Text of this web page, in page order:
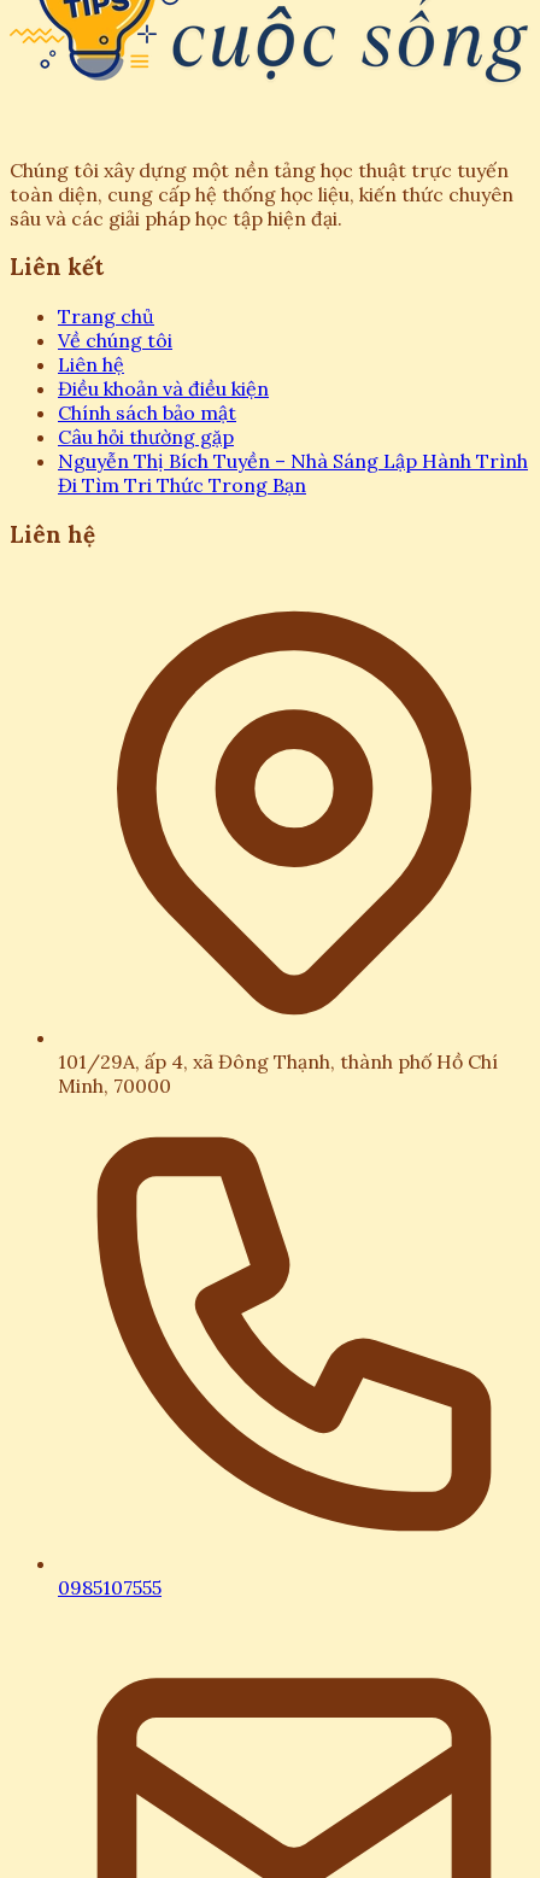
Chúng tôi xây dựng một nền tảng học thuật trực tuyến
toàn diện, cung cấp hệ thống học liệu, kiến thức chuyên
sâu và các giải pháp học tập hiện đại.
Liên kết
Trang chủ
Về chúng tôi
Liên hệ
Điều khoản và điều kiện
Chính sách bảo mật
Câu hỏi thường gặp
Nguyễn Thị Bích Tuyền – Nhà Sáng Lập Hành Trình
Đi Tìm Tri Thức Trong Bạn
Liên hệ
101/29A, ấp 4, xã Đông Thạnh, thành phố Hồ Chí
Minh, 70000
0985107555